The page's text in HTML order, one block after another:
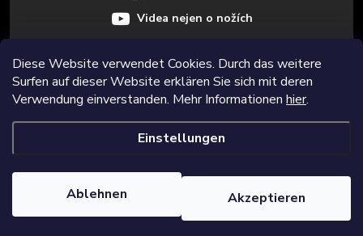
Diese Website verwendet Cookies. Durch das weitere
Surfen auf dieser Website erklären Sie sich mit deren
Verwendung einverstanden. Mehr Informationen hier.
Einstellungen
Ablehnen Akzeptieren
Informace pro vás
Videa nejen o nožích
Erstellt von Shoptet Premium
Copyright 2026
Alle Rechte vorbehalten.Cookie-Einstellungen ändern